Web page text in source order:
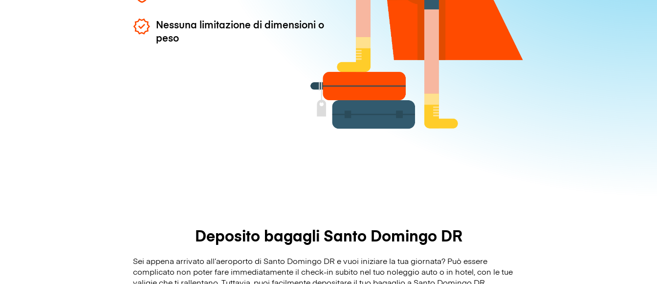
Nessuna limitazione di dimensioni o
peso
Deposito bagagli Santo Domingo DR
Sei appena arrivato all’aeroporto di Santo Domingo DR e vuoi iniziare la tua giornata? Può essere
complicato non poter fare immediatamente il check-in subito nel tuo noleggio auto o in hotel, con le tue